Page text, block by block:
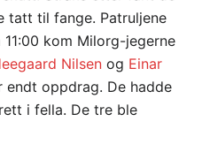
tatt til fange. Patruljene
kom Milorg-jegerne
Nilsen og Einar
endt oppdrag. De hadde
i fella. De tre ble